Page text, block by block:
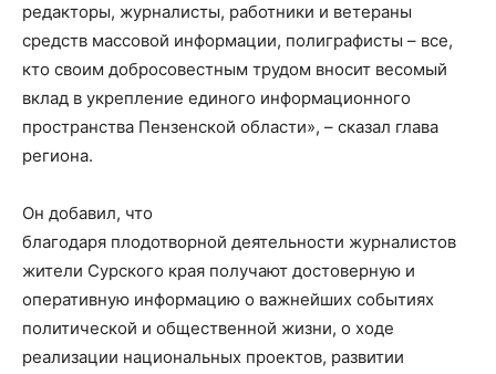
редакторы, журналисты, работники и ветераны
средств массовой информации, полиграфисты – все,
кто своим добросовестным трудом вносит весомый
вклад в укрепление единого информационного
пространства Пензенской области», – сказал глава
региона.
Он добавил, что
благодаря плодотворной деятельности журналистов
жители Сурского края получают достоверную и
оперативную информацию о важнейших событиях
политической и общественной жизни, о ходе
реализации национальных проектов, развитии